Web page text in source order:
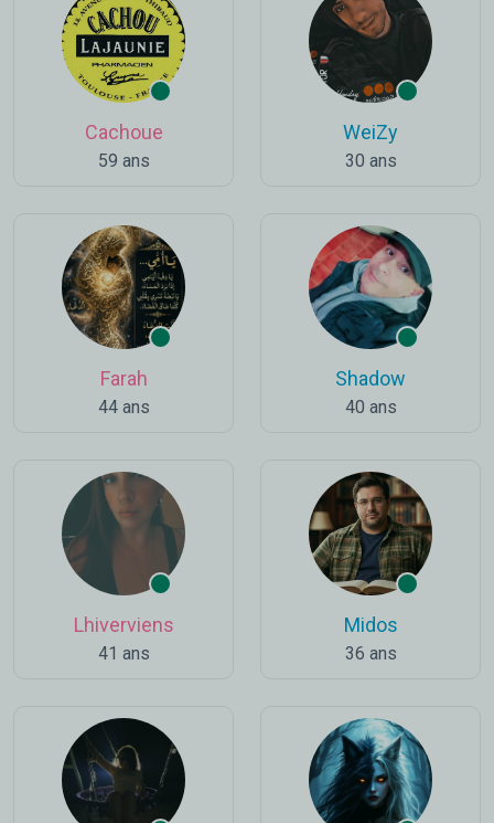
Cachoue
59 ans
WeiZy
30 ans
Farah
44 ans
Shadow
40 ans
Lhiverviens
41 ans
Midos
36 ans